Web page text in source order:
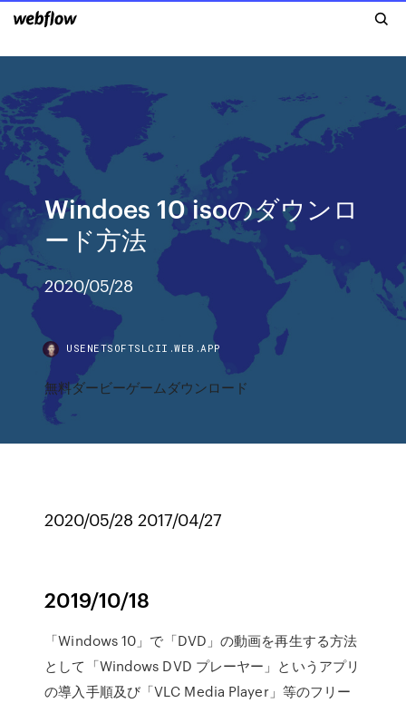
Windoes 10 isoのダウンロ
ード方法
2020/05/28
USENETSOFTSLCII.WEB.APP
無料ダービーゲームダウンロード
2020/05/28 2017/04/27
2019/10/18
「Windows 10」で「DVD」の動画を再生する方法
として「Windows DVD プレーヤー」というアプリ
の導入手順及び「VLC Media Player」等のフリー